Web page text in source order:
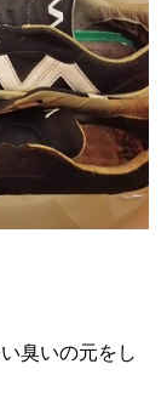
臭いの元をし